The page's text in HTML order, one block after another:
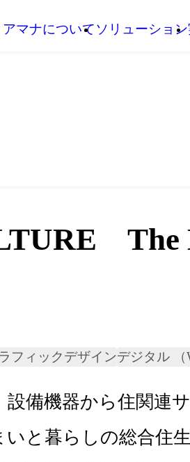
アマナについてソリューション
The
フィックデザインデジタル （
備機器から住関連
と暮らしの総合住